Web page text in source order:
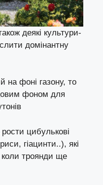
деякі культури-
домінантну
на фоні газону, то
фоном для
цибулькові
гіацинти..), які
коли троянди ще